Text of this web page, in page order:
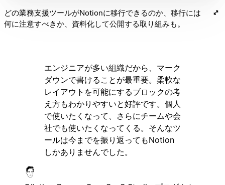
どの業務支援ツールがNotionに移行できるのか、移行には
何に注意すべきか、資料化して公開する取り組みも。
エンジニアが多い組織だから、マーク
ダウンで書けることが最重要。柔軟な
レイアウトを可能にするブロックの考
え方もわかりやすいと好評です。個人
で使いたくなって、さらにチームや会
社でも使いたくなってくる。そんなツ
ールは今までを振り返ってもNotion
しかありませんでした。